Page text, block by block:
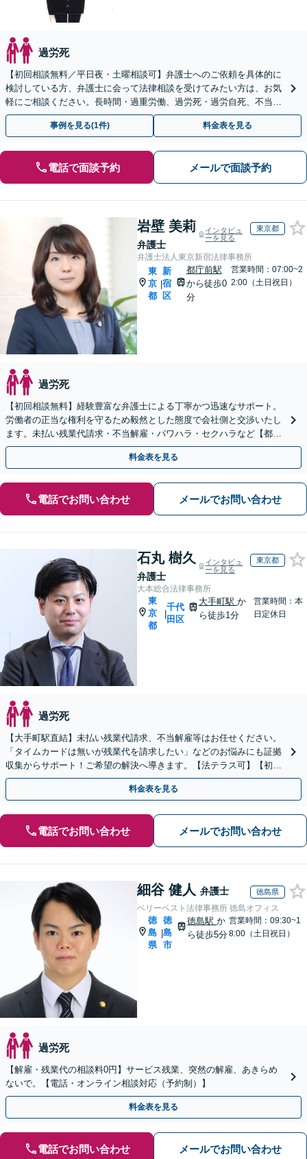
過労死
【初回相談無料／平日夜・土曜相談可】弁護士へのご依頼を具体的に
検討している方、弁護士に会って法律相談を受けてみたい方は、お気
軽にご相談ください。長時間・過重労働、過労死・過労自死、不当解
雇、不当配転、退職強要、給料・残業代の未払いなど。
事例を見る(1件) 料金表を見る
電話で面談予約 メールで面談予約
岩壁 美莉
弁護士
インタビュ
ーを見る
東京都
弁護士法人東京新宿法律事務所
東
京
都
|
新
宿
区
都庁前駅
から徒歩0
分
営業時間：07:00~2
2:00（土日祝日）
過労死
【初回相談無料】経験豊富な弁護士による丁寧かつ迅速なサポート。
労働者の正当な権利を守るため毅然とした態度で会社側と交渉いたし
ます。未払い残業代請求・不当解雇・パワハラ・セクハラなど【都庁
前駅直結】【複数拠点あり】
料金表を見る
電話でお問い合わせ メールでお問い合わせ
石丸 樹久
弁護士
インタビュ
ーを見る
東京都
大本総合法律事務所
東
京
都
|
千代
田区
大手町駅か
ら徒歩1分
営業時間：本
日定休日
過労死
【大手町駅直結】未払い残業代請求、不当解雇等はお任せください。
「タイムカードは無いが残業代を請求したい」などのお悩みにも証拠
収集からサポート！ご希望の解決へ導きます。【法テラス可】【初回
面談無料】【ビデオ面談可】
料金表を見る
電話でお問い合わせ メールでお問い合わせ
細谷 健人 弁護士 徳島県
ベリーベスト法律事務所 徳島オフィス
徳
島
県
|
徳
島
市
徳島駅か
ら徒歩5分
営業時間：09:30~1
8:00（土日祝日）
過労死
【解雇・残業代の相談料0円】サービス残業、突然の解雇、あきらめ
ないで。【電話・オンライン相談対応（予約制）】
料金表を見る
電話でお問い合わせ メールでお問い合わせ